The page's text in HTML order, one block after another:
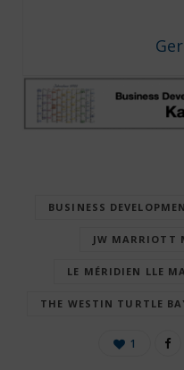
BUSINESS
JW MARRIOTT
LE MÉRIDIEN LLE
THE WESTIN TURTLE
1